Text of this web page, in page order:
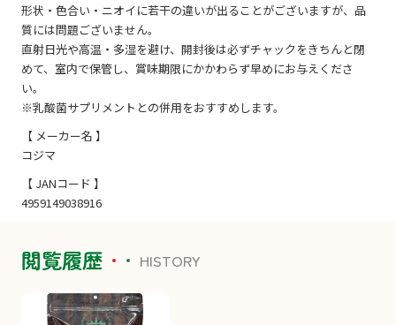
形状・色合い・ニオイに若干の違いが出ることがございますが、品
質には問題ございません。
直射日光や高温・多湿を避け、開封後は必ずチャックをきちんと閉
めて、室内で保管し、賞味期限にかかわらず早めにお与えくださ
い。
※乳酸菌サプリメントとの併用をおすすめします。
【 メーカー名 】
コジマ
【 JANコード 】
4959149038916
閲覧履歴 HISTORY